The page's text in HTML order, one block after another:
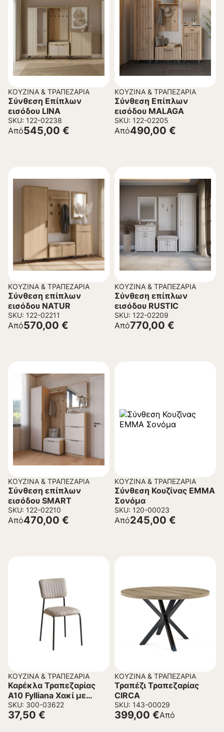
ΚΟΥΖΊΝΑ & ΤΡΑΠΕΖΑΡΊΑ
Σύνθεση Επίπλων
εισόδου LINA
SKU: 122-02238
545,00 €
Από
ΚΟΥΖΊΝΑ & ΤΡΑΠΕΖΑΡΊΑ
Σύνθεση Επίπλων
εισόδου MALAGA
SKU: 122-02205
490,00 €
Από
ΚΟΥΖΊΝΑ & ΤΡΑΠΕΖΑΡΊΑ
Σύνθεση επίπλων
εισόδου NATUR
SKU: 122-02211
570,00 €
Από
ΚΟΥΖΊΝΑ & ΤΡΑΠΕΖΑΡΊΑ
Σύνθεση επίπλων
εισόδου RUSTIC
SKU: 122-02209
770,00 €
Από
ΚΟΥΖΊΝΑ & ΤΡΑΠΕΖΑΡΊΑ
Σύνθεση επίπλων
εισόδου SMART
SKU: 122-02210
470,00 €
Από
ΚΟΥΖΊΝΑ & ΤΡΑΠΕΖΑΡΊΑ
Σύνθεση Κουζίνας EMMA
Σονόμα
SKU: 120-00023
245,00 €
Από
ΚΟΥΖΊΝΑ & ΤΡΑΠΕΖΑΡΊΑ
Καρέκλα Τραπεζαρίας
Α10 Fylliana Χακί με
Μεταλλικό σκελετό
53x43x84εκ.
SKU: 300-03622
37,50 €
ΚΟΥΖΊΝΑ & ΤΡΑΠΕΖΑΡΊΑ
Τραπέζι Τραπεζαρίας
CIRCA
SKU: 143-00029
Από
399,00 €